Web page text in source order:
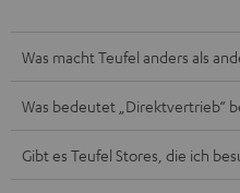
Was macht Teufel anders als
Was bedeutet „Direktvertrieb“
Gibt es Teufel Stores, die ich